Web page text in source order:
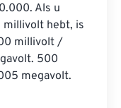
Als u
millivolt hebt, is
millivolt /
500
megavolt.